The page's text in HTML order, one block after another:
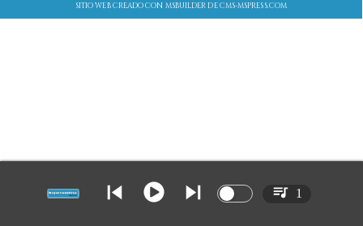
SITIO WEB CREADO CON MSBUILDER DE CMS-MSPRESS.COM
1